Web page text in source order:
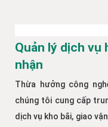
Quản lý dịch vụ
nhận
Thừa hưởng công
chúng tôi cung cấp
dịch vụ kho bãi, giao